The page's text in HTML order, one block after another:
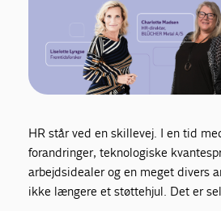
HR står ved en skillevej. I en tid
forandringer, teknologiske
arbejdsidealer og en meget divers
ikke længere et støttehjul. Det er